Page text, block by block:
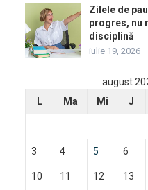
Zilele de
progres, nu
disciplină
iulie 19, 2026
august
L
Ma Mi J
3 4 5 6
10 11 12 13